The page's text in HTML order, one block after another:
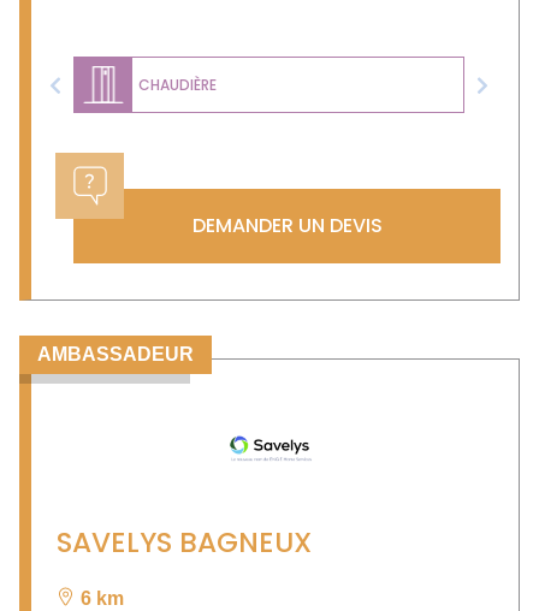
CHAUDIÈRE
Previous Next
DEMANDER UN DEVIS
AMBASSADEUR
SAVELYS BAGNEUX
6 km